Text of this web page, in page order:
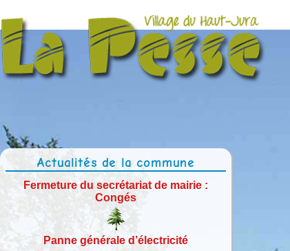
Actualités de la commune
Fermeture du secrétariat de mairie :
Congés
Panne générale d’électricité